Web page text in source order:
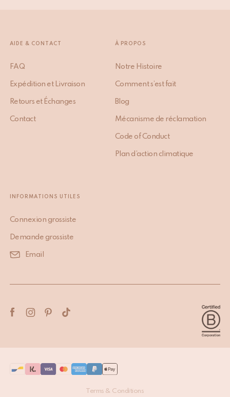
AIDE & CONTACT
FAQ
Expédition et Livraison
Retours et Échanges
Contact
À PROPOS
Notre Histoire
Comment s’est fait
Blog
Mécanisme de réclamation
Code of Conduct
Plan d’action climatique
INFORMATIONS UTILES
Connexion grossiste
Demande grossiste
Email
Terms & Conditions